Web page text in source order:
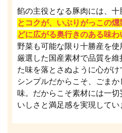
餡の主役となる豚肉には、十
とコクが、いぶりがっこの
どに広がる奥行きのある味わ
野菜も可能な限り十勝産を
厳選した国産素材で品質を
た味を落とさぬように心がけ
シンプルだからこそ、ごま
味。だからこそ素材には一
いしさと満足感を実現してい